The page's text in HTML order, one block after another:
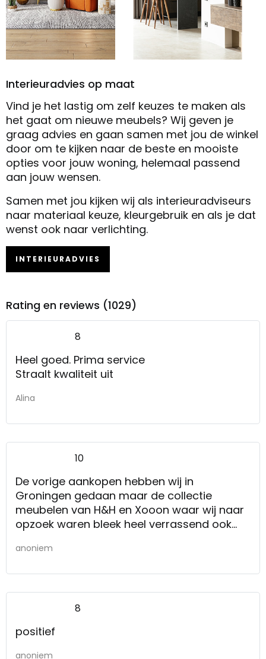
Interieuradvies op maat
Vind je het lastig om zelf keuzes te maken als
het gaat om nieuwe meubels? Wij geven je
graag advies en gaan samen met jou de winkel
door om te kijken naar de beste en mooiste
opties voor jouw woning, helemaal passend
aan jouw wensen.
Samen met jou kijken wij als interieuradviseurs
naar materiaal keuze, kleurgebruik en als je dat
wenst ook naar verlichting.
INTERIEURADVIES
Rating en reviews (1029)
8
Heel goed. Prima service
Straalt kwaliteit uit
Alina
10
De vorige aankopen hebben wij in
Groningen gedaan maar de collectie
meubelen van H&H en Xooon waar wij naar
opzoek waren bleek heel verrassend ook
anoniem
8
positief
anoniem